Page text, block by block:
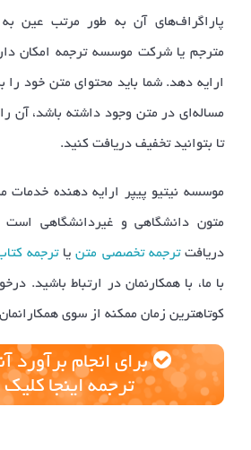
پاراگراف‌های آن به طور مرتب عین
مترجم یا شرکت موسسه ترجمه امکان
ارایه دهد. شما باید محتوای متن خود
مساله‌ای در متن وجود داشته باشد، آن
تا بتوانید تخفیف دریافت کنید.
موسسه نیتیو پیپر ارایه دهنده خدمات
متون دانشگاهی و غیردانشگاهی است
دریافتترجمه تخصصی متن یاترجمه
با ما، با همکارنمان در ارتباط باشید.
کوتاهترین زمان ممکنه از سوی
برای انجام برآورد
ترجمه اینجا کلیک